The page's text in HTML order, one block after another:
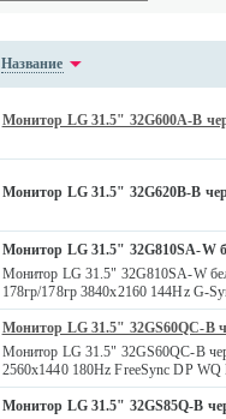
Название
Монитор LG 31.5" 32G600A-B
Монитор LG 31.5" 32G620B-B
Монитор LG 31.5" 32G810SA-W
Монитор LG 31.5" 32G810SA-W
178гр/178гр 3840x2160 144Hz G-
Монитор LG 31.5" 32GS60QC-B
Монитор LG 31.5" 32GS60QC-B
2560x1440 180Hz FreeSync DP
Монитор LG 31.5" 32GS85Q-B